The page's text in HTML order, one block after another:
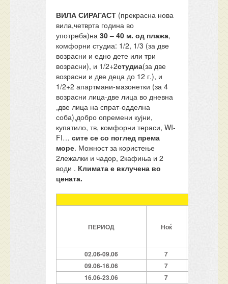
ВИЛА СИРАГАСТ (прекрасна нова
вила,четврта година во
употреба)на30 – 40 м. од плажа,
комфорни студиа: 1/2, 1/3 (за две
возрасни и едно дете или три
возрасни), и 1/2+2студиа(за две
возрасни и две деца до 12 г.), и
1/2+2 апартмани-мазонетки (за 4
возрасни лица-две лица во дневна
,две лица на спрат-одделна
соба),добро опремени кујни,
купатило, тв, комфорни тераси, WI-
FI…сите се со поглед према
море. Можност за користење
2лежалки и чадор, 2кафиња и 2
води . Климата е вклучена во
цената.
ПЕРИОД Ноќ
02.06-09.06 7
09.06-16.06
7
16.06-23.06
7